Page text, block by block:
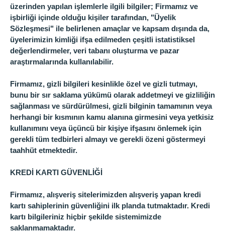
üzerinden yapılan işlemlerle ilgili bilgiler; Firmamız ve
işbirliği içinde olduğu kişiler tarafından, "Üyelik
Sözleşmesi" ile belirlenen amaçlar ve kapsam dışında da,
üyelerimizin kimliği ifşa edilmeden çeşitli istatistiksel
değerlendirmeler, veri tabanı oluşturma ve pazar
araştırmalarında kullanılabilir.
Firmamız, gizli bilgileri kesinlikle özel ve gizli tutmayı,
bunu bir sır saklama yükümü olarak addetmeyi ve gizliliğin
sağlanması ve sürdürülmesi, gizli bilginin tamamının veya
herhangi bir kısmının kamu alanına girmesini veya yetkisiz
kullanımını veya üçüncü bir kişiye ifşasını önlemek için
gerekli tüm tedbirleri almayı ve gerekli özeni göstermeyi
taahhüt etmektedir.
KREDİ KARTI GÜVENLİĞİ
Firmamız, alışveriş sitelerimizden alışveriş yapan kredi
kartı sahiplerinin güvenliğini ilk planda tutmaktadır. Kredi
kartı bilgileriniz hiçbir şekilde sistemimizde
saklanmamaktadır.